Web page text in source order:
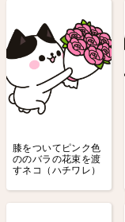
膝をついてピンク色
ののバラの花束を渡
すネコ（ハチワレ）